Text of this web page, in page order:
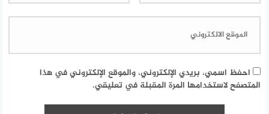
احفظ اسمي، بريدي الإلكتروني، والموقع الإلكتروني في هذا
المتصفح لاستخدامها المرة المقبلة في تعليقي.